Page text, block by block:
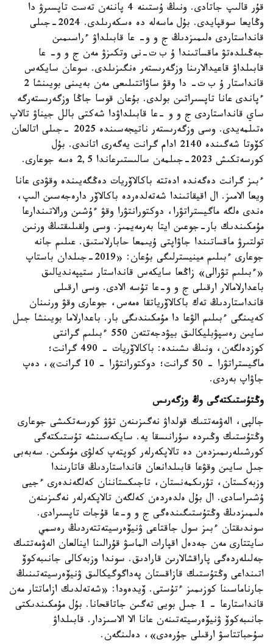
قۇر قالىپ جاتادى. ونىڭ ۇستىنە 4 پاننەن تەست تاپسىرۋ دا
وڭايعا سوقپايدى. بۇل ماسەلە دە ەسكەرىلدى. 2024-جىلى
قانداستاردى ەلىمىزدىڭ ج و و- عا قابىلداۋ ءراسىمىن
جەڭىلدەتۋ ماقساتىندا ۇ ب ت-نى وتكىزۋ مەن ج و و- عا
قابىلداۋ قاعيدالارىنا وزگەرىستەر ەنگىزىلدى. سوعان سايكەس
قانداستار ۇ ب ت- دا وقۋ ساۋاتتىلىعى مەن بەيىنى بويىنشا 2
ءپاندى عانا تاپسىراتىن بولدى. بۇعان قوسا جاڭا وزگەرىستەرگە
ساي قانداستاردى ج و و -عا قابىلداۋدا شەكتى بالل جيناۋ تالاپ
ەتىلمەيدى. وسى وزگەرىستەر ناتيجەسىندە 2025 -جىلى اتالعان
كۆوتا شەگىندە 2140 ادام گرانت يەگەرى اتاندى. بۇل
كورسەتكىش 2023-جىلمەن سالىستىرعاندا 2,5 ەسە جوعارى.
ءبىز گرانت دەگەندە ادەتتە باكالاۆريات دەڭگەيىندە وقۋدى عانا
ويعا الامىز. ال اقيقاتىندا شەتەلدەردە باكالاۆر دارەجەسىن الىپ،
ەندى ەلگە ماگيستراتۋرا، دوكتورانتۋرا وقۋ ءۇشىن ورالاتىندارعا
مۇمكىندىك بار-جوعىن ايتا بەرمەيمىز. وسى ولقىلىقتىڭ ورنىن
تولتىرۋ ماقساتىندا جاۋاپتى ۇيىمعا حابارلاستىق. عىلىم جانە
جوعارى ءبىلىم مينيسترلىگى بۇعان: «2019-جىلدان باستاپ
«ءبىلىم تۋرالى» زاڭعا سايكەس قانداستار ستيپەنديالىق
باعدارلامالار ارقىلى ج و و-عا تۇسە الادى. وسى ارقىلى
قانداستاردىڭ تەك باكالاۆرياتقا ەمەس، جوعارى وقۋ ورنىنان
كەيىنگى ءبىلىم الۋعا دا مۇمكىندىگى بار. باعدارلاما بويىنشا جىل
سايىن رەسپۋبليكالىق بيۋدجەتتەن 550 ءبىلىم گرانتى
كوزدەلگەن، ونىڭ ىشىندە: باكالاۆريات - 490 گرانت؛
ماگيستراتۋرا - 50 گرانت؛ دوكتورانتۋرا - 10 گرانت»، دەپ
جاۋاپ بەردى.
وڭتۇستىكتەگى وڭ وزگەرىس
جالپى، الەۋمەتتىك قولداۋ نەگىزىنەن تۋۋ كورسەتكىشى جوعارى
وڭتۇستىك وڭىردە سۇرانىسقا يە. سايكەسىنشە تۇستىكتەگى
كورشىلەرىمىزدەن دە تالاپكەرلەر كوپتەپ كەلۋى مۇمكىن. سەبەبى
جىل سايىن وقۋعا قابىلدانعان قانداستاردىڭ قاتارىندا
وزبەكستان، تۇرىكمەنستان، تاجىكستاننان كەلگەندەرى ءجيى
ۇشىراسادى. ال بۇل ەلدەردەن كەلگەن تالاپكەرلەر نەگىزىنەن
ەلىمىزدىڭ وڭتۇستىگىندەگى ج و و-عا قۇجات تاپسىرادى.
سوندىقتان ءبىز سول جاقتاعى ۋنيۆەرسيتەتتەردىڭ رەسمي
سايتتارى مەن جەدەل اقپارات الماسۋ قۇرالىنا اينالعان الەۋمەتتىك
جەلىلەردەگى پاراقشالارىن قارادىق. سوندا وزبەكالى جانىبەكوۆ
اتىنداعى وڭتۇستىك قازاقستان پەداگوگيكالىق ۋنيۆەرسيتەتىنىڭ
جارناماسىنا كوزىمىز ءتۇستى. ۆيدەودا: «شەتەلدىك ازاماتتار مەن
قانداستارعا - 1 جىل بويى تەگىن جاتاقحانا. بۇل مۇمكىندىكتى
جانىبەكوۆ ۋنيۆەرسيتەتىنەن عانا الا الاسىزدار. قابىلداۋ
سۇحباتتاسۋ ارقىلى جۇرەدى»، دەلىنگەن.